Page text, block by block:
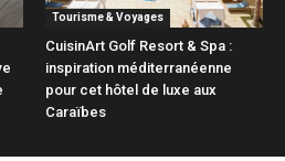
Tourisme & Voyages
CuisinArt Golf Resort & Spa :
inspiration méditerranéenne
pour cet hôtel de luxe aux
Caraïbes